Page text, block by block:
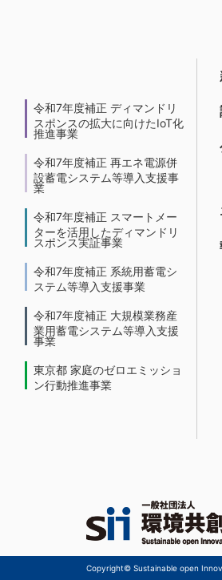
令和7年度補正 ディマンドリ
スポンスの拡大に向けたIoT化
推進事業
令和7年度補正 再エネ電源併
設蓄電システム等導入支援事
業
令和7年度補正 スマートメー
ターを活用したディマンドリ
スポンス実証事業
令和7年度補正 系統用蓄電シ
ステム等導入支援事業
令和7年度補正 大規模業務産
業用蓄電システム等導入支援
事業
東京都 家庭のゼロエミッショ
ン行動推進事業
Copyright© Sustainable open